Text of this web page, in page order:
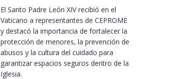
El Santo Padre León XIV recibió en el
Vaticano a representantes de CEPROME
y destacó la importancia de fortalecer la
protección de menores, la prevención de
abusos y la cultura del cuidado para
garantizar espacios seguros dentro de la
Iglesia.